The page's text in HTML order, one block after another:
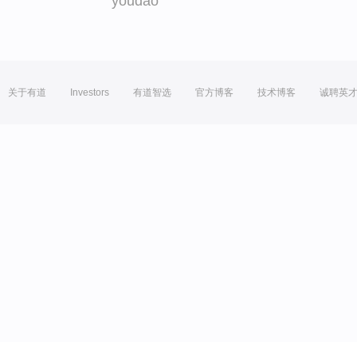
关于有道 Investors 有道智选 官方博客 技术博客 诚聘英才